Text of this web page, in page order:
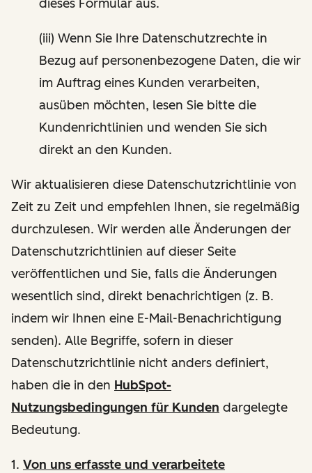
dieses Formular aus.
(iii) Wenn Sie Ihre Datenschutzrechte in
Bezug auf personenbezogene Daten, die wir
im Auftrag eines Kunden verarbeiten,
ausüben möchten, lesen Sie bitte die
Kundenrichtlinien und wenden Sie sich
direkt an den Kunden.
Wir aktualisieren diese Datenschutzrichtlinie von
Zeit zu Zeit und empfehlen Ihnen, sie regelmäßig
durchzulesen. Wir werden alle Änderungen der
Datenschutzrichtlinien auf dieser Seite
veröffentlichen und Sie, falls die Änderungen
wesentlich sind, direkt benachrichtigen (z. B.
indem wir Ihnen eine E-Mail-Benachrichtigung
senden). Alle Begriffe, sofern in dieser
Datenschutzrichtlinie nicht anders definiert,
haben die in den HubSpot-
Nutzungsbedingungen für Kunden dargelegte
Bedeutung.
1. Von uns erfasste und verarbeitete